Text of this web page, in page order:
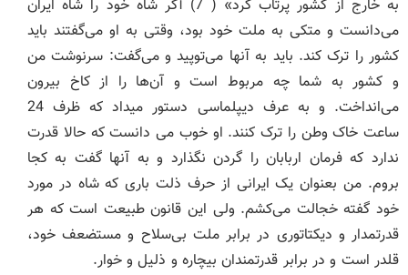
به خارج از کشور پرتاب کرد» ( 7) آگر شاه خود را شاه ایران
می‌دانست و متکی به ملت خود بود، وقتی به او می‌گفتند باید
کشور را ترک کند. باید به آنها می‌توپید و می‌گفت: سرنوشت من
و کشور به شما چه مربوط است و آن‌ها را از کاخ بیرون
می‌انداخت. و به عرف دیپلماسی دستور میداد که ظرف 24
ساعت خاک وطن را ترک کنند. او خوب می دانست که حالا قدرت
ندارد که فرمان اربابان را گردن نگذارد و به آنها گفت به کجا
بروم. من بعنوان یک ایرانی از حرف ذلت باری که شاه در مورد
خود گفته خجالت می‌کشم. ولی این قانون طبیعت است که هر
قدرتمدار و دیکتاتوری در برابر ملت بی‌سلاح و مستضعف خود،
قلدر است و در برابر قدرتمندان بیچاره و ذلیل و خوار.